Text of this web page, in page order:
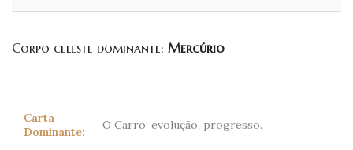
Corpo celeste dominante: Mercúrio
Carta
Dominante:
O Carro: evolução, progresso.